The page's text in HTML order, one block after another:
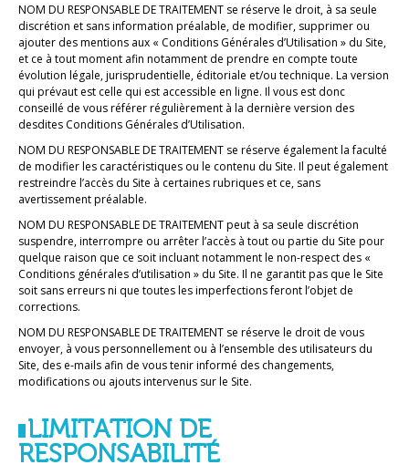
NOM DU RESPONSABLE DE TRAITEMENT se réserve le droit, à sa seule
discrétion et sans information préalable, de modifier, supprimer ou
ajouter des mentions aux « Conditions Générales d’Utilisation » du Site,
et ce à tout moment afin notamment de prendre en compte toute
évolution légale, jurisprudentielle, éditoriale et/ou technique. La version
qui prévaut est celle qui est accessible en ligne. Il vous est donc
conseillé de vous référer régulièrement à la dernière version des
desdites Conditions Générales d’Utilisation.
NOM DU RESPONSABLE DE TRAITEMENT se réserve également la faculté
de modifier les caractéristiques ou le contenu du Site. Il peut également
restreindre l’accès du Site à certaines rubriques et ce, sans
avertissement préalable.
NOM DU RESPONSABLE DE TRAITEMENT peut à sa seule discrétion
suspendre, interrompre ou arrêter l’accès à tout ou partie du Site pour
quelque raison que ce soit incluant notamment le non-respect des «
Conditions générales d’utilisation » du Site. Il ne garantit pas que le Site
soit sans erreurs ni que toutes les imperfections feront l’objet de
corrections.
NOM DU RESPONSABLE DE TRAITEMENT se réserve le droit de vous
envoyer, à vous personnellement ou à l’ensemble des utilisateurs du
Site, des e-mails afin de vous tenir informé des changements,
modifications ou ajouts intervenus sur le Site.
LIMITATION DE
RESPONSABILITÉ